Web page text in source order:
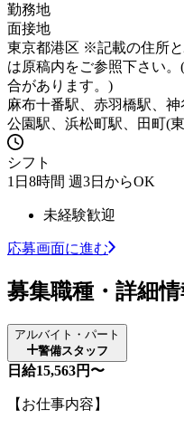
勤務地
面接地
東京都港区 ※記載の住所
は原稿内をご参照下さい
合があります。)
麻布十番駅、赤羽橋駅、
公園駅、浜松町駅、田町(
シフト
1日8時間 週3日からOK
未経験歓迎
応募画面に進む
募集職種・詳細情
アルバイト・パート
警備スタッフ
日給15,563円〜
【お仕事内容】